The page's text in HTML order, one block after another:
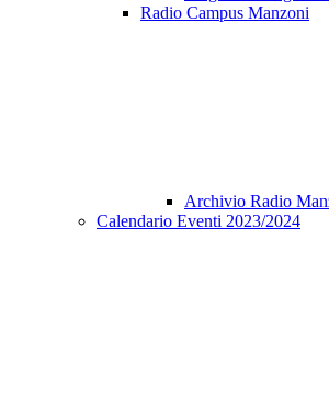
Radio Campus Manzoni
Archivio Radio
Calendario Eventi 2023/2024